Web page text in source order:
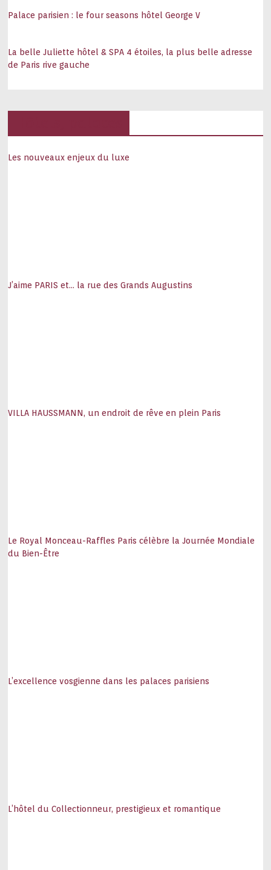
Palace parisien : le four seasons hôtel George V
La belle Juliette hôtel & SPA 4 étoiles, la plus belle adresse
de Paris rive gauche
Les nouveaux enjeux du luxe
J’aime PARIS et… la rue des Grands Augustins
VILLA HAUSSMANN, un endroit de rêve en plein Paris
Le Royal Monceau-Raffles Paris célèbre la Journée Mondiale
du Bien-Être
L’excellence vosgienne dans les palaces parisiens
L’hôtel du Collectionneur, prestigieux et romantique